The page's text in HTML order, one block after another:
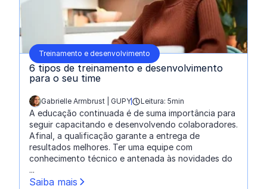
Treinamento e desenvolvimento
6 tipos de treinamento e desenvolvimento
para o seu time
escrito por:
Gabrielle Armbrust | GUPY Leitura: 5min
A educação continuada é de suma importância para
seguir capacitando e desenvolvendo colaboradores.
Afinal, a qualificação garante a entrega de
resultados melhores. Ter uma equipe com
conhecimento técnico e antenada às novidades do
...
Saiba mais